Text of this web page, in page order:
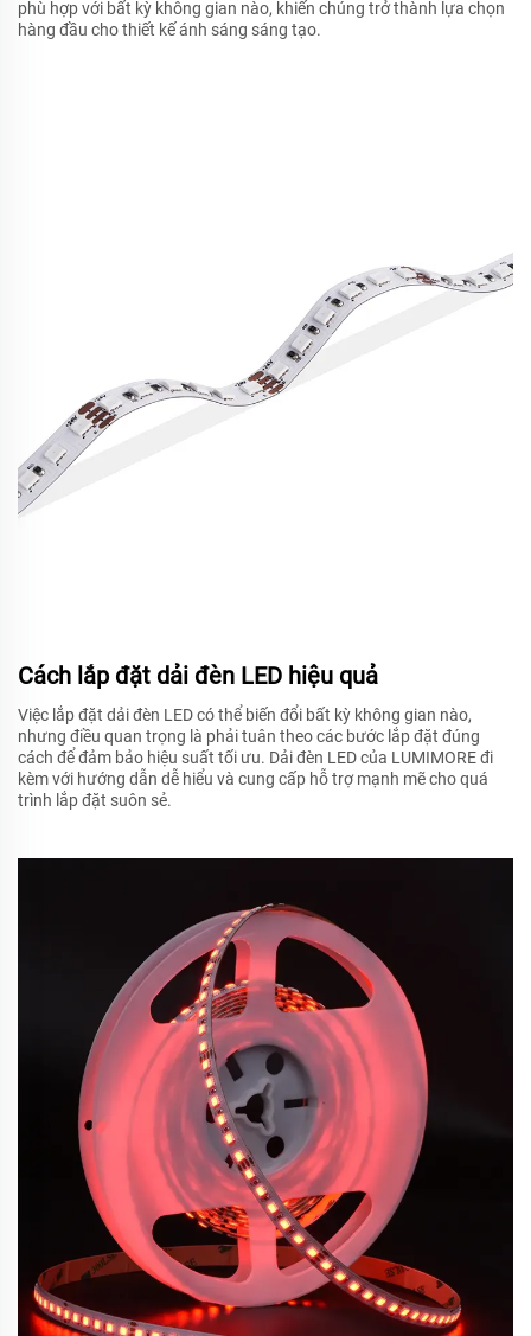
phù hợp với bất kỳ không gian nào, khiến chúng trở thành lựa chọn
hàng đầu cho thiết kế ánh sáng sáng tạo.
Cách lắp đặt dải đèn LED hiệu quả
Việc lắp đặt dải đèn LED có thể biến đổi bất kỳ không gian nào,
nhưng điều quan trọng là phải tuân theo các bước lắp đặt đúng
cách để đảm bảo hiệu suất tối ưu. Dải đèn LED của LUMIMORE đi
kèm với hướng dẫn dễ hiểu và cung cấp hỗ trợ mạnh mẽ cho quá
trình lắp đặt suôn sẻ.